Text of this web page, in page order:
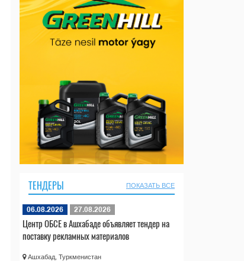
ТЕНДЕРЫ ПОКАЗАТЬ ВСЕ
06.08.2026 27.08.2026
Центр ОБСЕ в Ашхабаде объявляет тендер на
поставку рекламных материалов
Ашхабад, Туркменистан